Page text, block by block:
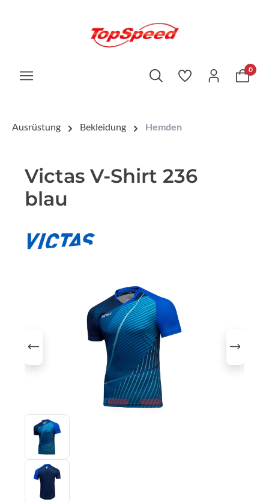
0
Ausrüstung Bekleidung Hemden
Victas V-Shirt 236
blau
Bildergalerie überspringen